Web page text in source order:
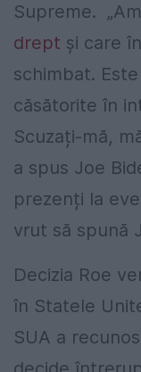
Supreme.
drept și care
schimbat.
căsătorite în
Scuzați-mă,
a spus Joe
prezenți la
vrut să spună
Decizia Roe
în Statele
SUA a